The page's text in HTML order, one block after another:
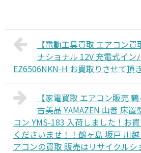
【電動工具買取 エアコン
ナショナル 12V 充電式イン
EZ6506NKN-H お買取りさせて頂
【家電買取 エアコン販売
古美品 YAMAZEN 山善 床
コン YMS-183 入荷しました！お
くださいませ！！鶴ヶ島 坂戸 川
アコンの買取 販売はリサイクルシ